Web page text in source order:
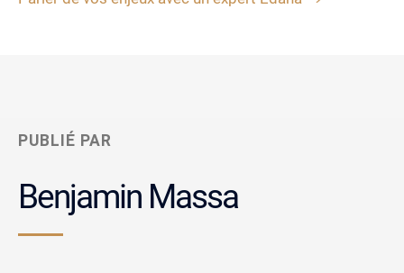
PUBLIÉ PAR
Benjamin Massa